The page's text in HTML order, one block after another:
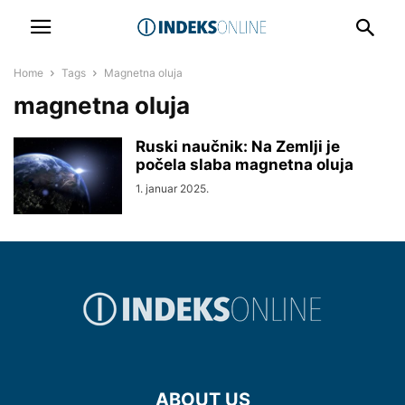
Home Tags Magnetna oluja
magnetna oluja
Ruski naučnik: Na Zemlji je
počela slaba magnetna oluja
1. januar 2025.
ABOUT US